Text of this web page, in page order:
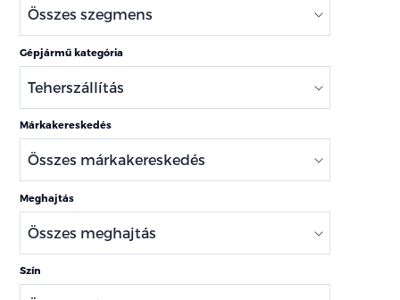
Gépjármű kategória
Márkakereskedés
Meghajtás
Szín